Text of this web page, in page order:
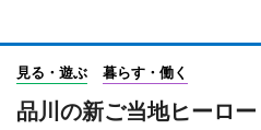
見る・遊ぶ 暮らす・働く
品川の新ご当地ヒーロー